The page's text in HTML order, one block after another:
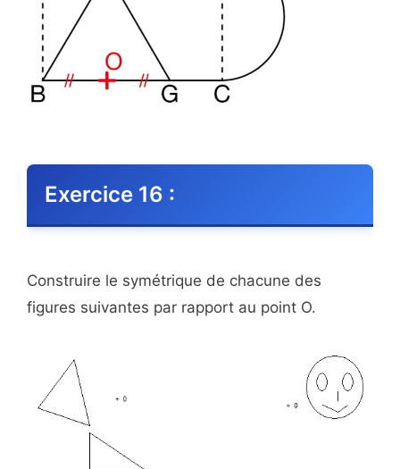
Exercice 16 :
Construire le symétrique de chacune des
figures suivantes par rapport au point O.